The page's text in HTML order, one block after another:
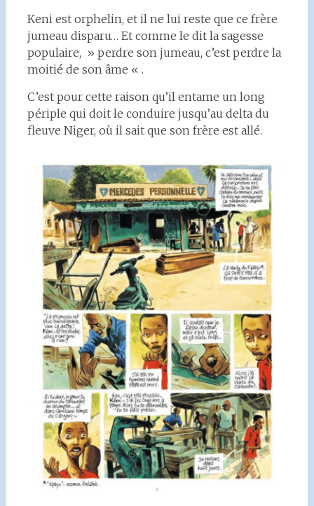
Keni est orphelin, et il ne lui reste que ce frère
jumeau disparu… Et comme le dit la sagesse
populaire, » perdre son jumeau, c’est perdre la
moitié de son âme « .
C’est pour cette raison qu’il entame un long
périple qui doit le conduire jusqu’au delta du
fleuve Niger, où il sait que son frère est allé.